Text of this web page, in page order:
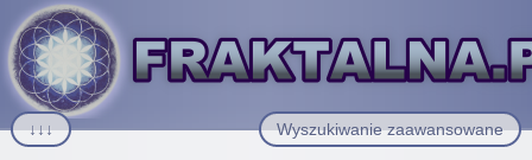
Wyszukiwanie zaawansowane
↓↓↓